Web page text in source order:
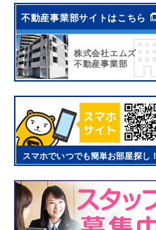
不動産事業部サイトはこちら
株式会社エムズ
不動産事業部
スマホでいつでも簡単お部屋探し！